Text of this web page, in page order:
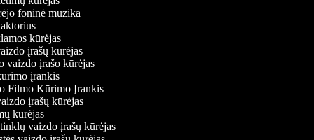
foninė muzika
kūrėjas
įrašų kūrėjas
vaizdo įrašo kūrėjas
įrankis
Filmo Kūrimo Įrankis
įrašų kūrėjas
kūrėjas
tinklų vaizdo įrašų kūrėjas